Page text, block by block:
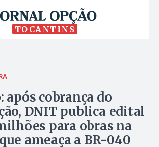
TOCANTINS
após cobrança do
DNIT publica edital
para obras na
ameaça a BR-040